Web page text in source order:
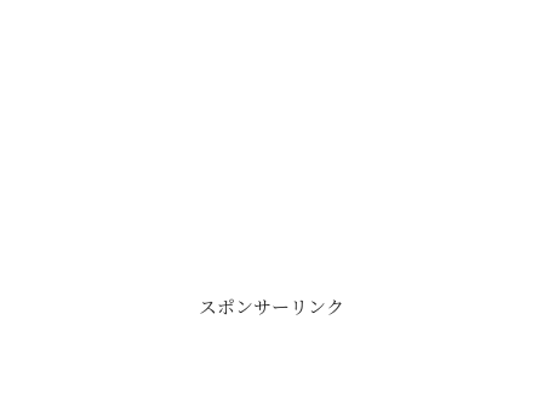
スポンサーリンク